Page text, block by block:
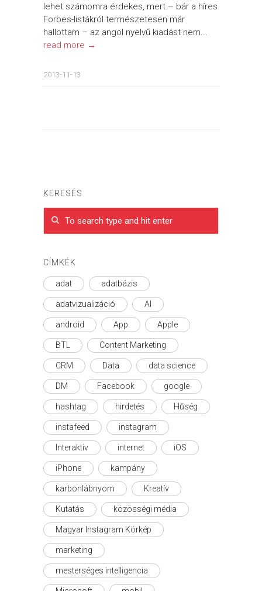
lehet számomra érdekes, mert – bár a híres
Forbes-listákról természetesen már
hallottam – az angol nyelvű kiadást nem...
read more →
2013-11-13
KERESÉS
CÍMKÉK
adat adatbázis
adatvizualizáció AI
android App Apple
BTL Content Marketing
CRM Data data science
DM Facebook google
hashtag hirdetés Hűség
instafeed instagram
Interaktív internet iOS
iPhone kampány
karbonlábnyom Kreatív
Kutatás közösségi média
Magyar Instagram Körkép
marketing
mesterséges intelligencia